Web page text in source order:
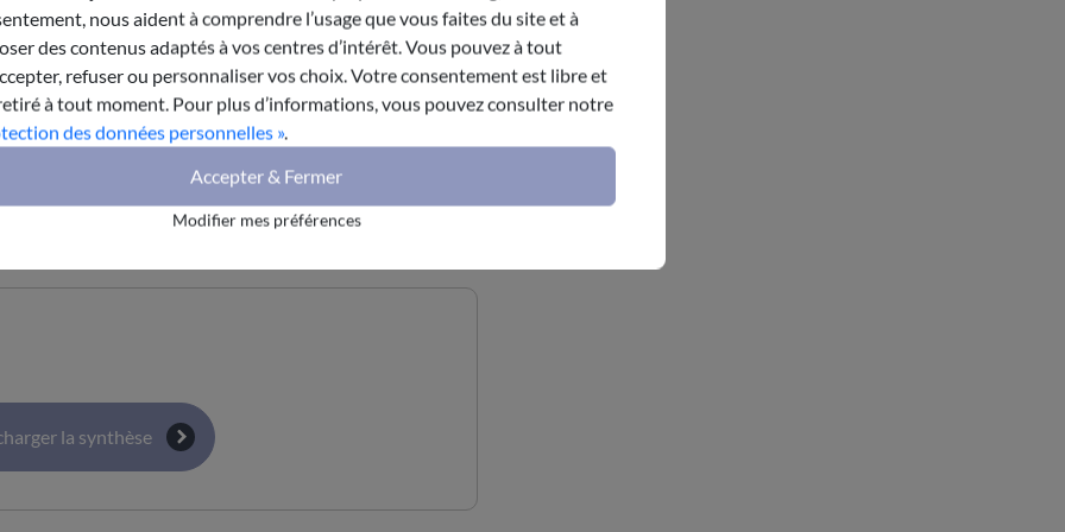
la synthèse
nous aident à comprendre l’usage que vous faites du site et à
des contenus adaptés à vos centres d’intérêt. Vous pouvez à tout
refuser ou personnaliser vos choix. Votre consentement est libre et
à tout moment. Pour plus d’informations, vous pouvez consulter notre
des données personnelles ».
Accepter & Fermer
Modifier mes préférences